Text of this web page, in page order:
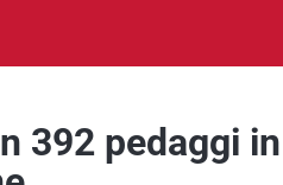
392 pedaggi